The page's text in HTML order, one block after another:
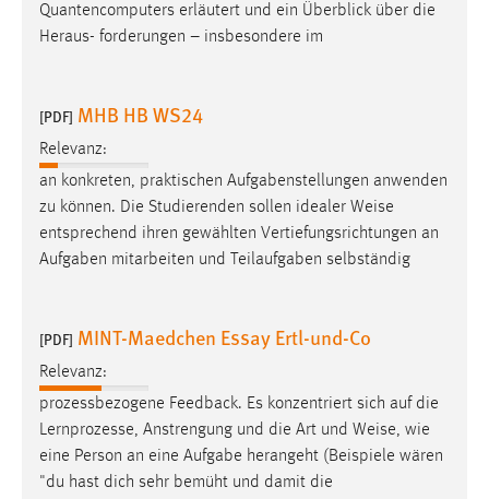
Quantencomputers erläutert und ein Überblick über die
Heraus- forderungen – insbesondere im
[PDF] MHB HB WS24
Relevanz:
an konkreten, praktischen Aufgabenstellungen anwenden
zu können. Die Studierenden sollen idealer Weise
entsprechend ihren gewählten Vertiefungsrichtungen an
Aufgaben mitarbeiten und Teilaufgaben selbständig
[PDF] MINT-Maedchen Essay Ertl-und-Co
Relevanz:
prozessbezogene Feedback. Es konzentriert sich auf die
Lernprozesse, Anstrengung und die Art und Weise, wie
eine Person an eine Aufgabe herangeht (Beispiele wären
"du hast dich sehr bemüht und damit die